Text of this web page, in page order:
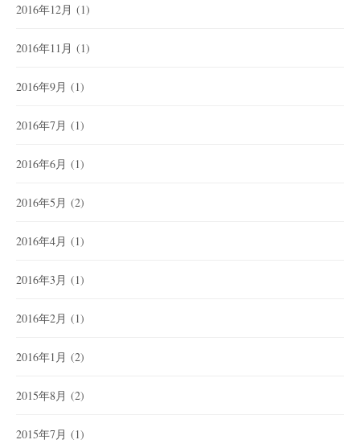
2016年12月 (1)
2016年11月 (1)
2016年9月 (1)
2016年7月 (1)
2016年6月 (1)
2016年5月 (2)
2016年4月 (1)
2016年3月 (1)
2016年2月 (1)
2016年1月 (2)
2015年8月 (2)
2015年7月 (1)